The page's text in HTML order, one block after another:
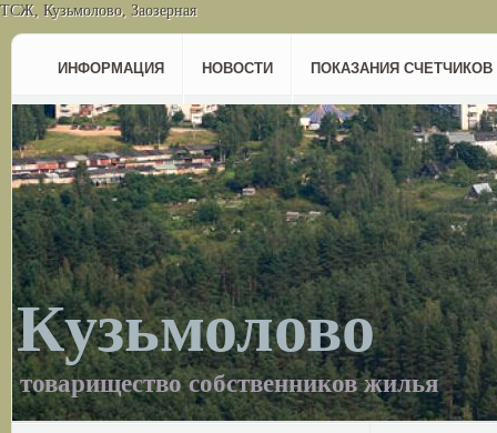
ТСЖ, Кузьмолово, Заозерная
ИНФОРМАЦИЯ НОВОСТИ ПОКАЗАНИЯ СЧЕТЧИКОВ
Кузьмолово
товарищество собственников жилья